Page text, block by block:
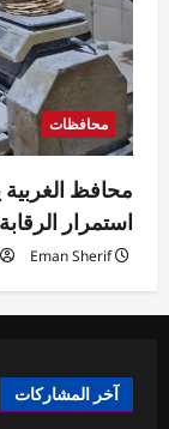
محافظات
محافظ الغربية
استمرار
Eman Sherif
آخر المشاركات